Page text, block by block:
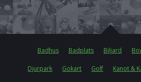
Badhus Badplats Biljard
Djurpark Gokart Golf Kanot &